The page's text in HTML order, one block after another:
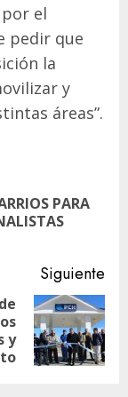
el
pedir que
la
y
áreas”.
PARA
Siguiente
y